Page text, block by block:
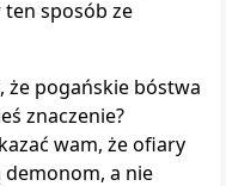
ten sposób ze
że pogańskie bóstwa
znaczenie?
wam, że ofiary
demonom, a nie